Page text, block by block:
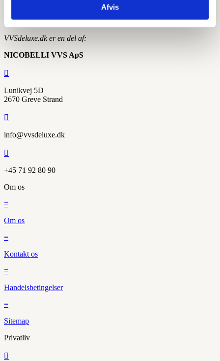
Afvis
VVSdeluxe.dk er en del af:
NICOBELLI VVS ApS

Lunikvej 5D
2670 Greve Strand

info@vvsdeluxe.dk

+45 71 92 80 90
Om os
=
Om os
=
Kontakt os
=
Handelsbetingelser
=
Sitemap
Privatliv
